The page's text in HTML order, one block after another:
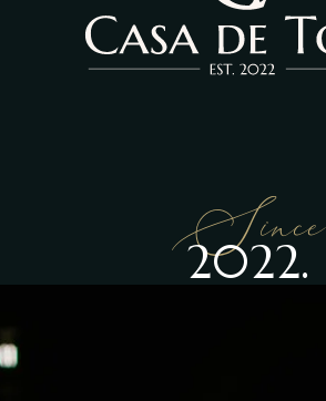
Since
2022.